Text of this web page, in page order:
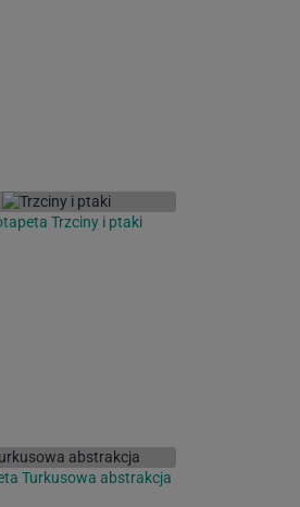
Trzciny i ptaki
Turkusowa abstrakcja